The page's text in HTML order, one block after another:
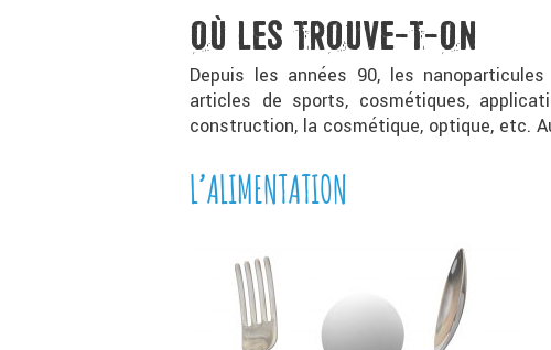
OÙ LES TROUVE-T-ON
Depuis les années 90, les
articles de sports, cosmétiques,
construction, la cosmétique, optique, etc.
L’ALIMENTATION